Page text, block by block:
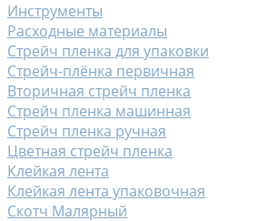
Инструменты
Расходные материалы
Стрейч пленка для упаковки
Стрейч-плёнка первичная
Вторичная стрейч пленка
Стрейч пленка машинная
Стрейч пленка ручная
Цветная стрейч пленка
Клейкая лента
Клейкая лента упаковочная
Скотч Малярный